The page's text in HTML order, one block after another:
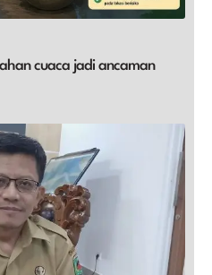
cuaca jadi ancaman